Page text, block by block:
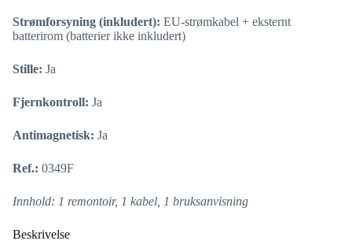
Strømforsyning (inkludert): EU-strømkabel + eksternt
batterirom (batterier ikke inkludert)
Stille: Ja
Fjernkontroll: Ja
Antimagnetisk: Ja
Ref.: 0349F
Innhold: 1 remontoir, 1 kabel, 1 bruksanvisning
Beskrivelse